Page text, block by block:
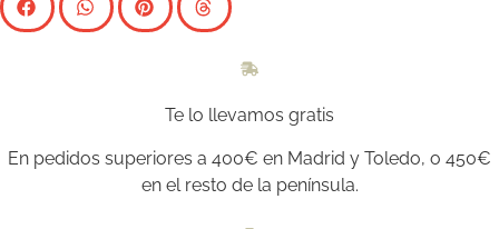
Te lo llevamos gratis
En pedidos superiores a 400€ en Madrid y Toledo, o 450€
en el resto de la península.